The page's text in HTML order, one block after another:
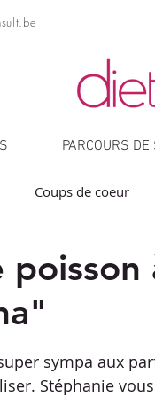
PARCOURS
Coups de coeur
Collations
5.
sympa aux
Stéphanie